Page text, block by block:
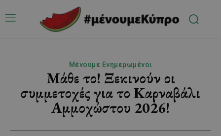
Μένουμε Ενημερωμένοι
Μάθε το! Ξεκινούν οι
συμμετοχές για το Καρναβάλι
Αμμοχώστου 2026!